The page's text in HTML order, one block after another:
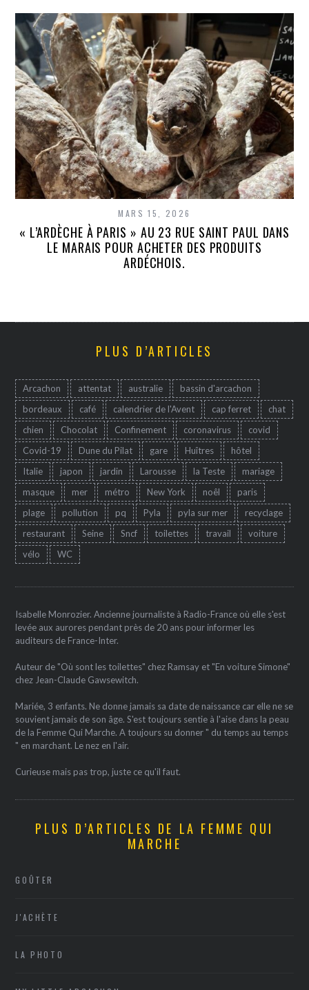
MARS 15, 2026
« L’ARDÈCHE À PARIS » AU 23 RUE SAINT PAUL DANS
LE MARAIS POUR ACHETER DES PRODUITS
ARDÉCHOIS.
PLUS D’ARTICLES
Arcachon attentat australie
bassin d'arcachon
bordeaux
café calendrier de l'Avent cap ferret
chat
chien
Chocolat Confinement coronavirus
covid
Covid-19
Dune du Pilat gare Huîtres
hôtel
Italie
japon jardin Larousse la Teste
mariage
masque
mer métro New York noêl
paris
plage
pollution pq Pyla pyla sur mer
recyclage
restaurant
Seine Sncf toilettes travail
voiture
vélo
WC
Isabelle Monrozier. Ancienne journaliste à Radio-France où elle s'est
levée aux aurores pendant près de 20 ans pour informer les
auditeurs de France-Inter.
Auteur de "Où sont les toilettes" chez Ramsay et "En voiture Simone"
chez Jean-Claude Gawsewitch.
Mariée, 3 enfants. Ne donne jamais sa date de naissance car elle ne se
souvient jamais de son âge. S'est toujours sentie à l'aise dans la peau
de la Femme Qui Marche. A toujours su donner " du temps au temps
" en marchant. Le nez en l'air.
Curieuse mais pas trop, juste ce qu'il faut.
PLUS D’ARTICLES DE LA FEMME QUI
MARCHE
GOÛTER
J'ACHÈTE
LA PHOTO